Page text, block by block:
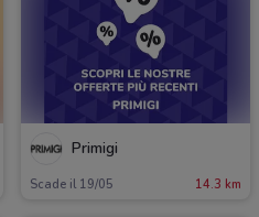
Primigi
Scade il 19/05 14.3 km